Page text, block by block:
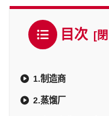
目次
1.制造商
2.蒸馏厂